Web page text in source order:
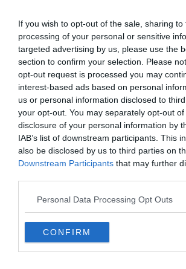
If you wish to opt-out of the sale, sharing
processing of your personal or sensitive
targeted advertising by us, please use the
section to confirm your selection. Please
opt-out request is processed you may
interest-based ads based on personal
us or personal information disclosed to
your opt-out. You may separately opt-out
disclosure of your personal information by
IAB’s list of downstream participants. This
also be disclosed by us to third parties on
Downstream Participants that may further
Personal Data Processing Opt Outs
CONFIRM
Hallgat, mint a
_____ a búzában.
egér